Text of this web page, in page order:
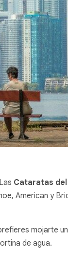
Cataratas
American y
mojarte
de agua.